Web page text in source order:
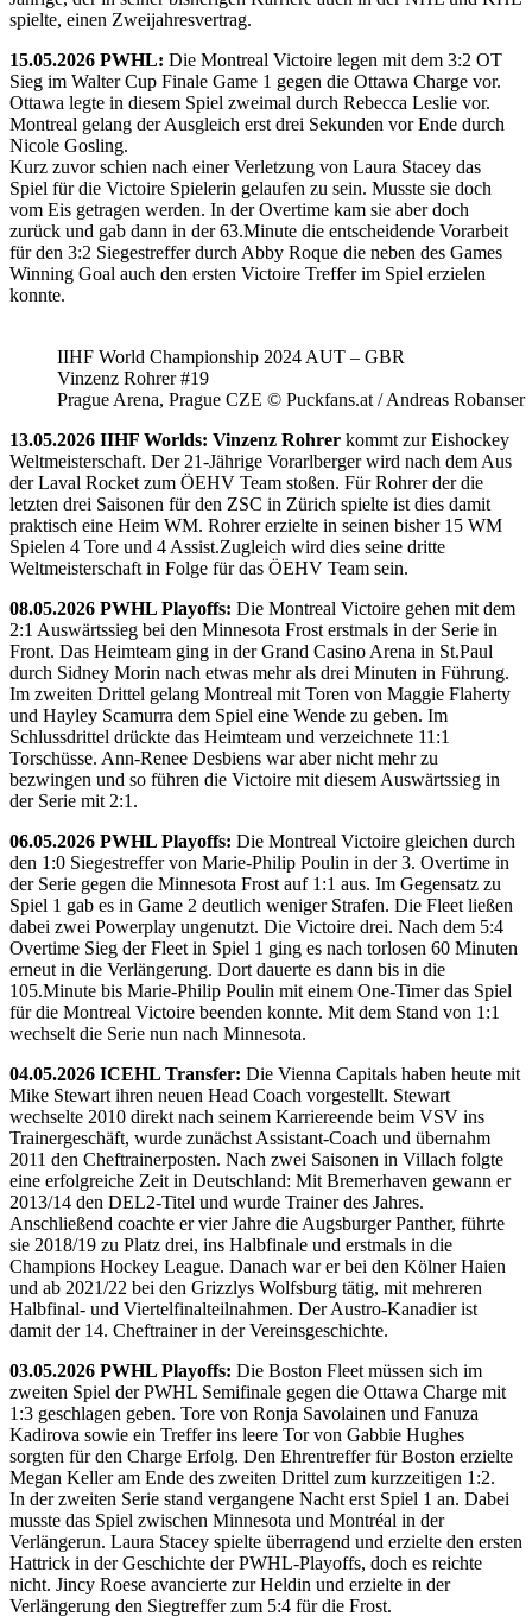
spielte, einen Zweijahresvertrag.
15.05.2026 PWHL: Die Montreal Victoire legen mit dem 3:2 OT
Sieg im Walter Cup Finale Game 1 gegen die Ottawa Charge vor.
Ottawa legte in diesem Spiel zweimal durch Rebecca Leslie vor.
Montreal gelang der Ausgleich erst drei Sekunden vor Ende durch
Nicole Gosling.
Kurz zuvor schien nach einer Verletzung von Laura Stacey das
Spiel für die Victoire Spielerin gelaufen zu sein. Musste sie doch
vom Eis getragen werden. In der Overtime kam sie aber doch
zurück und gab dann in der 63.Minute die entscheidende Vorarbeit
für den 3:2 Siegestreffer durch Abby Roque die neben des Games
Winning Goal auch den ersten Victoire Treffer im Spiel erzielen
konnte.
IIHF World Championship 2024 AUT – GBR
Vinzenz Rohrer #19
Prague Arena, Prague CZE © Puckfans.at / Andreas Robanser
13.05.2026 IIHF Worlds: Vinzenz Rohrer kommt zur Eishockey
Weltmeisterschaft. Der 21-Jährige Vorarlberger wird nach dem Aus
der Laval Rocket zum ÖEHV Team stoßen. Für Rohrer der die
letzten drei Saisonen für den ZSC in Zürich spielte ist dies damit
praktisch eine Heim WM. Rohrer erzielte in seinen bisher 15 WM
Spielen 4 Tore und 4 Assist.Zugleich wird dies seine dritte
Weltmeisterschaft in Folge für das ÖEHV Team sein.
08.05.2026 PWHL Playoffs: Die Montreal Victoire gehen mit dem
2:1 Auswärtssieg bei den Minnesota Frost erstmals in der Serie in
Front. Das Heimteam ging in der Grand Casino Arena in St.Paul
durch Sidney Morin nach etwas mehr als drei Minuten in Führung.
Im zweiten Drittel gelang Montreal mit Toren von Maggie Flaherty
und Hayley Scamurra dem Spiel eine Wende zu geben. Im
Schlussdrittel drückte das Heimteam und verzeichnete 11:1
Torschüsse. Ann-Renee Desbiens war aber nicht mehr zu
bezwingen und so führen die Victoire mit diesem Auswärtssieg in
der Serie mit 2:1.
06.05.2026 PWHL Playoffs: Die Montreal Victoire gleichen durch
den 1:0 Siegestreffer von Marie-Philip Poulin in der 3. Overtime in
der Serie gegen die Minnesota Frost auf 1:1 aus. Im Gegensatz zu
Spiel 1 gab es in Game 2 deutlich weniger Strafen. Die Fleet ließen
dabei zwei Powerplay ungenutzt. Die Victoire drei. Nach dem 5:4
Overtime Sieg der Fleet in Spiel 1 ging es nach torlosen 60 Minuten
erneut in die Verlängerung. Dort dauerte es dann bis in die
105.Minute bis Marie-Philip Poulin mit einem One-Timer das Spiel
für die Montreal Victoire beenden konnte. Mit dem Stand von 1:1
wechselt die Serie nun nach Minnesota.
04.05.2026 ICEHL Transfer: Die Vienna Capitals haben heute mit
Mike Stewart ihren neuen Head Coach vorgestellt. Stewart
wechselte 2010 direkt nach seinem Karriereende beim VSV ins
Trainergeschäft, wurde zunächst Assistant-Coach und übernahm
2011 den Cheftrainerposten. Nach zwei Saisonen in Villach folgte
eine erfolgreiche Zeit in Deutschland: Mit Bremerhaven gewann er
2013/14 den DEL2-Titel und wurde Trainer des Jahres.
Anschließend coachte er vier Jahre die Augsburger Panther, führte
sie 2018/19 zu Platz drei, ins Halbfinale und erstmals in die
Champions Hockey League. Danach war er bei den Kölner Haien
und ab 2021/22 bei den Grizzlys Wolfsburg tätig, mit mehreren
Halbfinal- und Viertelfinalteilnahmen. Der Austro-Kanadier ist
damit der 14. Cheftrainer in der Vereinsgeschichte.
03.05.2026 PWHL Playoffs: Die Boston Fleet müssen sich im
zweiten Spiel der PWHL Semifinale gegen die Ottawa Charge mit
1:3 geschlagen geben. Tore von Ronja Savolainen und Fanuza
Kadirova sowie ein Treffer ins leere Tor von Gabbie Hughes
sorgten für den Charge Erfolg. Den Ehrentreffer für Boston erzielte
Megan Keller am Ende des zweiten Drittel zum kurzzeitigen 1:2.
In der zweiten Serie stand vergangene Nacht erst Spiel 1 an. Dabei
musste das Spiel zwischen Minnesota und Montréal in der
Verlängerun. Laura Stacey spielte überragend und erzielte den ersten
Hattrick in der Geschichte der PWHL-Playoffs, doch es reichte
nicht. Jincy Roese avancierte zur Heldin und erzielte in der
Verlängerung den Siegtreffer zum 5:4 für die Frost.